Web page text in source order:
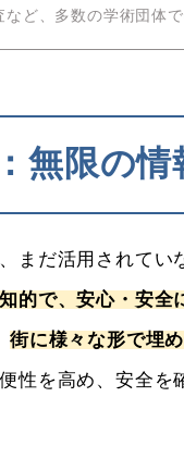
ど、多数の学術団体
無限の
まだ活用されてい
的で、安心・安
街に様々な形で埋
性を高め、安全を